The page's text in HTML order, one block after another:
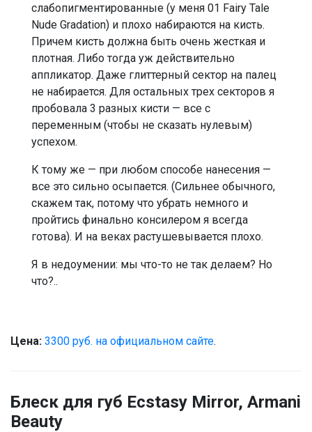
слабопигментированные (у меня 01 Fairy Tale
Nude Gradation) и плохо набираются на кисть.
Причем кисть должна быть очень жесткая и
плотная. Либо тогда уж действительно
аппликатор. Даже глиттерный сектор на палец
не набирается. Для остальных трех секторов я
пробовала 3 разных кисти — все с
переменным (чтобы не сказать нулевым)
успехом.
К тому же — при любом способе нанесения —
все это сильно осыпается. (Сильнее обычного,
скажем так, потому что убрать немного и
пройтись финально консилером я всегда
готова). И на веках растушевывается плохо.
Я в недоумении: мы что-то не так делаем? Но
что?..
Цена: 3300 руб. на официальном сайте.
Блеск для губ Ecstasy Mirror, Armani
Beauty